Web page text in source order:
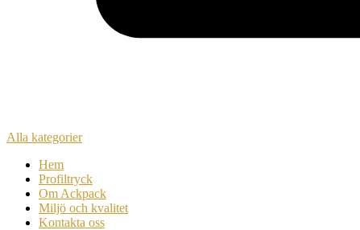
Alla kategorier
Hem
Profiltryck
Om Ackpack
Miljö och kvalitet
Kontakta oss